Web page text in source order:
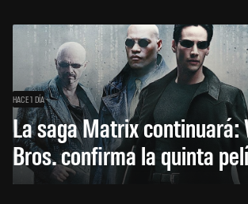
HACE 1 DÍA
La saga Matrix continuará:
Bros. confirma la quinta